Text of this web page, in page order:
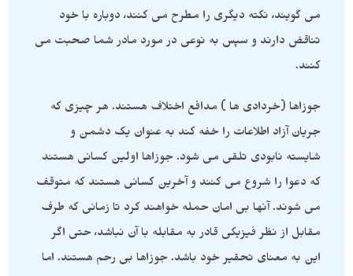
می گویند، نکته دیگری را مطرح می کنند، دوباره با خود
تناقض دارند و سپس به نوعی در مورد مادر شما صحبت می
کنند.
جوزاها (خردادی ها ) مدافع اختلاف هستند. هر چیزی که
جریان آزاد اطلاعات را خفه کند به عنوان یک دشمن و
شایسته نابودی تلقی می شود. جوزاها اولین کسانی هستند
که دعوا را شروع می کنند و آخرین کسانی هستند که متوقف
می شوند. آنها بی امان حمله خواهند کرد تا زمانی که طرف
مقابل از نظر فیزیکی قادر به مقابله با آن نباشد، حتی اگر
این به معنای تحقیر خود باشد. جوزاها بی رحم هستند. اما